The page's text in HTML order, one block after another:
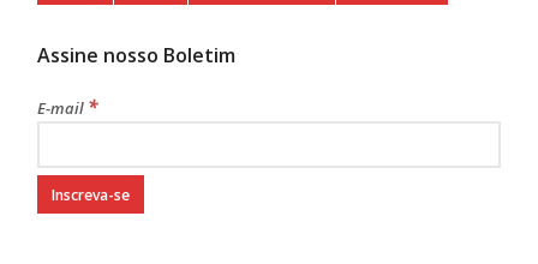
Assine nosso Boletim
E-mail *